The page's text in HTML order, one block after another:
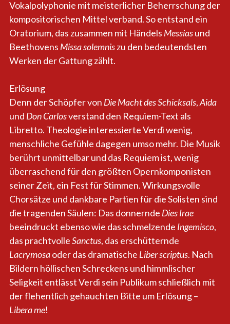
Vokalpolyphonie mit meisterlicher Beherrschung der
kompositorischen Mittel verband. So entstand ein
Oratorium, das zusammen mit Händels Messiasund
Beethovens Missa solemniszu den bedeutendsten
Werken der Gattung zählt.
Erlösung
Denn der Schöpfer von Die Macht des Schicksals,Aida
und Don Carlosverstand den Requiem-Text als
Libretto. Theologie interessierte Verdi wenig,
menschliche Gefühle dagegen umso mehr. Die Musik
berührt unmittelbar und das Requiem ist, wenig
überraschend für den größten Opernkomponisten
seiner Zeit, ein Fest für Stimmen. Wirkungsvolle
Chorsätze und dankbare Partien für die Solisten sind
die tragenden Säulen: Das donnernde Dies Irae
beeindruckt ebenso wie das schmelzende Ingemisco,
das prachtvolleSanctus, das erschütternde
Lacrymosaoder das dramatische Liber scriptus. Nach
Bildern höllischen Schreckens und himmlischer
Seligkeit entlässt Verdi sein Publikum schließlich mit
der flehentlich gehauchten Bitte um Erlösung –
Libera me!